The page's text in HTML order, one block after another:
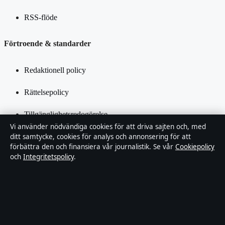
RSS-flöde
Förtroende & standarder
Redaktionell policy
Rättelsepolicy
Tillgänglighetsredogörelse
Integritetspolicy
Kändisar & integritet
Vi använder nödvändiga cookies för att driva sajten och, med
ditt samtycke, cookies för analys och annonsering för att
förbättra den och finansiera vår journalistik. Se vår Cookiepolicy
och Integritetspolicy.